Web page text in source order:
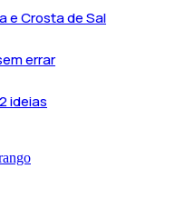
e Crosta de Sal
errar
ideias